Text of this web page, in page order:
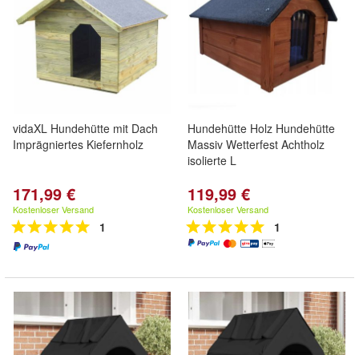
vidaXL Hundehütte mit Dach
Imprägniertes Kiefernholz
171,99 €
Kostenloser Versand
1
Hundehütte Holz Hundehütte
Massiv Wetterfest Achtholz
isolierte L
119,99 €
Kostenloser Versand
1